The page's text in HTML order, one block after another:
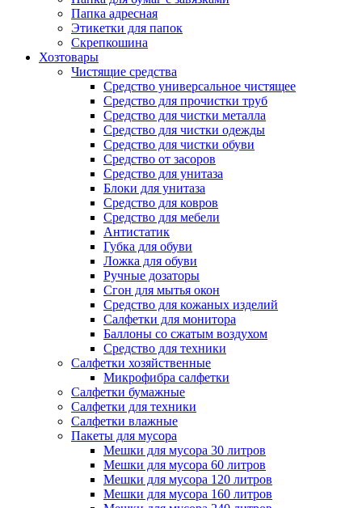
Папка адресная
Этикетки для папок
Скрепкошина
Хозтовары
Чистящие средства
Средство универсальное чистящее
Средство для прочистки труб
Средство для чистки металла
Средство для чистки одежды
Средство для чистки обуви
Средство от засоров
Средство для унитаза
Блоки для унитаза
Средство для ковров
Средство для мебели
Антистатик
Губка для обуви
Ложка для обуви
Ручные дозаторы
Сгон для мытья окон
Средство для кожаных изделий
Салфетки для монитора
Баллоны со сжатым воздухом
Средство для техники
Салфетки хозяйственные
Микрофибра салфетки
Салфетки бумажные
Салфетки для техники
Салфетки влажные
Пакеты для мусора
Мешки для мусора 30 литров
Мешки для мусора 60 литров
Мешки для мусора 120 литров
Мешки для мусора 160 литров